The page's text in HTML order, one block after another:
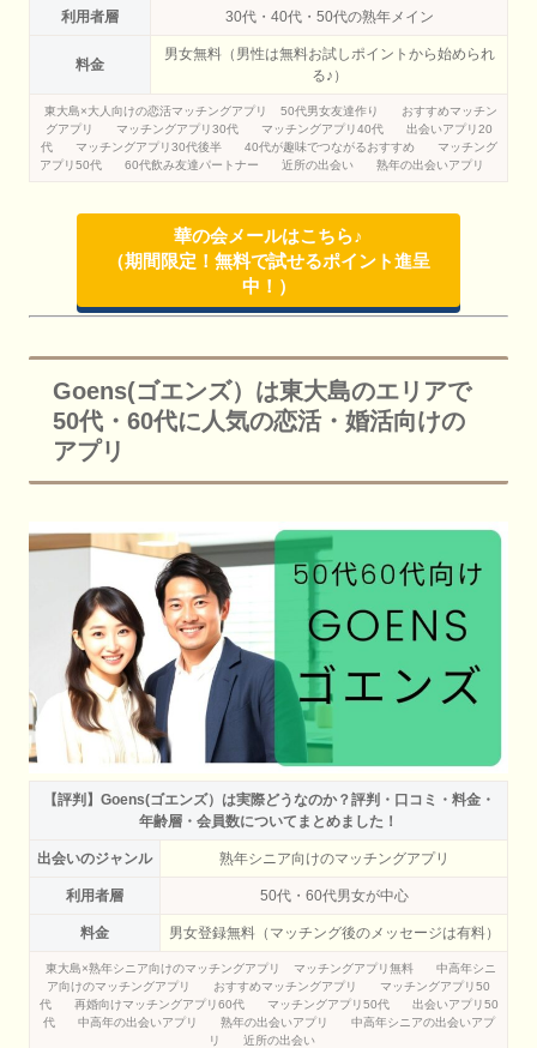
利用者層 30代・40代・50代の熟年メイン
料金
男女無料（男性は無料お試しポイントから始められ
る♪）
東大島×大人向けの恋活マッチングアプリ 50代男女友達作り
おすすめマッチン
グアプリ
マッチングアプリ30代 マッチングアプリ40代
出会いアプリ20
代
マッチングアプリ30代後半 40代が趣味でつながるおすすめ
マッチング
アプリ50代
60代飲み友達パートナー 近所の出会い 熟年の出会いアプリ
華の会メールはこちら♪
（期間限定！無料で試せるポイント進呈
中！）
Goens(ゴエンズ）は東大島のエリアで
50代・60代に人気の恋活・婚活向けの
アプリ
【評判】Goens(ゴエンズ）は実際どうなのか？評判・口コミ・料金・
年齢層・会員数についてまとめました！
出会いのジャンル 熟年シニア向けのマッチングアプリ
利用者層 50代・60代男女が中心
料金 男女登録無料（マッチング後のメッセージは有料）
東大島×熟年シニア向けのマッチングアプリ マッチングアプリ無料
中高年シニ
ア向けのマッチングアプリ
おすすめマッチングアプリ
マッチングアプリ50
代
再婚向けマッチングアプリ60代 マッチングアプリ50代
出会いアプリ50
代
中高年の出会いアプリ 熟年の出会いアプリ
中高年シニアの出会いアプ
リ
近所の出会い